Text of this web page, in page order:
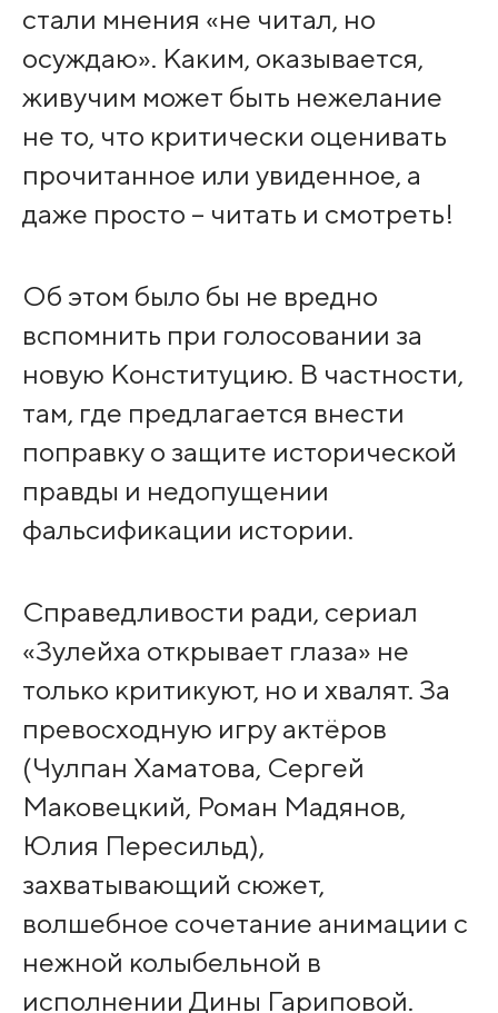
стали мнения «не читал, но
осуждаю». Каким, оказывается,
живучим может быть нежелание
не то, что критически оценивать
прочитанное или увиденное, а
даже просто – читать и смотреть!
Об этом было бы не вредно
вспомнить при голосовании за
новую Конституцию. В частности,
там, где предлагается внести
поправку о защите исторической
правды и недопущении
фальсификации истории.
Справедливости ради, сериал
«Зулейха открывает глаза» не
только критикуют, но и хвалят. За
превосходную игру актёров
(Чулпан Хаматова, Сергей
Маковецкий, Роман Мадянов,
Юлия Пересильд),
захватывающий сюжет,
волшебное сочетание анимации с
нежной колыбельной в
исполнении Дины Гариповой.